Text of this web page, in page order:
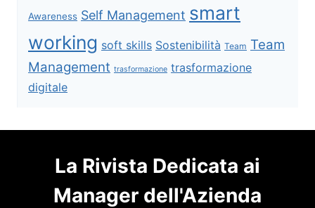
Awareness Self Management smart
working soft skills Sostenibilità Team Team
Management trasformazione trasformazione
digitale
La Rivista Dedicata ai
Manager dell'Azienda